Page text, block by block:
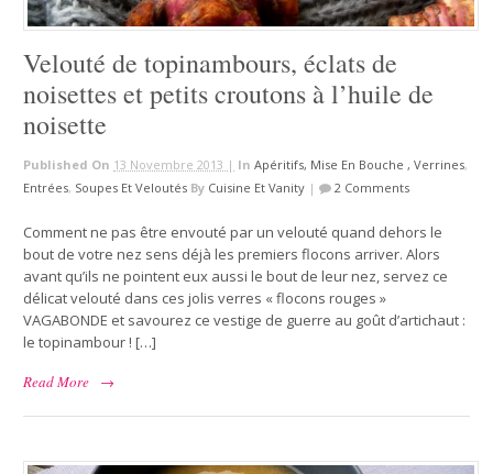
Velouté de topinambours, éclats de
noisettes et petits croutons à l’huile de
noisette
Published On 13 Novembre 2013 | In Apéritifs, Mise En Bouche , Verrines,
Entrées, Soupes Et Veloutés By Cuisine Et Vanity | 2 Comments
Comment ne pas être envouté par un velouté quand dehors le
bout de votre nez sens déjà les premiers flocons arriver. Alors
avant qu’ils ne pointent eux aussi le bout de leur nez, servez ce
délicat velouté dans ces jolis verres « flocons rouges »
VAGABONDE et savourez ce vestige de guerre au goût d’artichaut :
le topinambour ! […]
Read More
→